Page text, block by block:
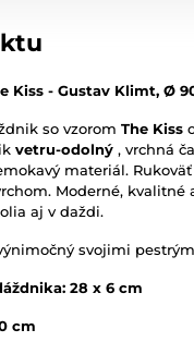
Kiss - Gustav Klimt, Ø
so vzorom The Kiss
vetru-odolný , vrchná
materiál.
Moderné, kvalitné
aj v daždi.
svojimi
28 x 6 cm
cm